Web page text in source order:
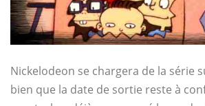
Nickelodeon se chargera de la série
bien que la date de sortie reste à